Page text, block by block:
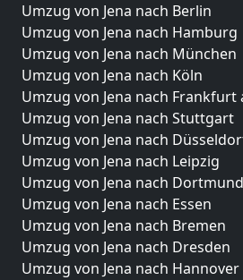
Umzug von Jena nach Berlin
Umzug von Jena nach Hamburg
Umzug von Jena nach München
Umzug von Jena nach Köln
Umzug von Jena nach Frankfurt
Umzug von Jena nach Stuttgart
Umzug von Jena nach
Umzug von Jena nach Leipzig
Umzug von Jena nach Dortmund
Umzug von Jena nach Essen
Umzug von Jena nach Bremen
Umzug von Jena nach Dresden
Umzug von Jena nach Hannover